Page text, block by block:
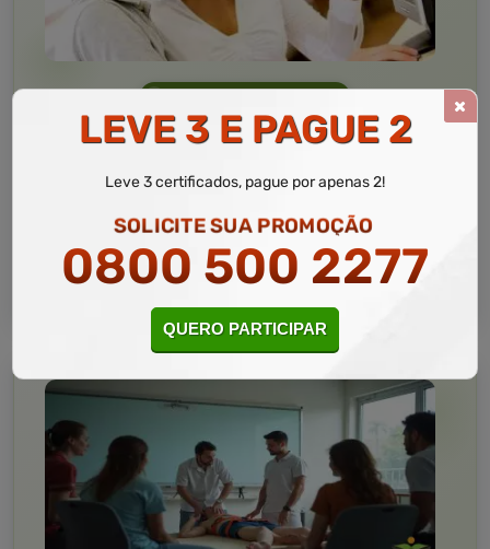
Informática Avançada
MATRICULAR AGORA
LEVE 3 E PAGUE 2
Leve 3 certificados, pague por apenas 2!
SOLICITE SUA PROMOÇÃO
0800 500 2277
QUERO PARTICIPAR